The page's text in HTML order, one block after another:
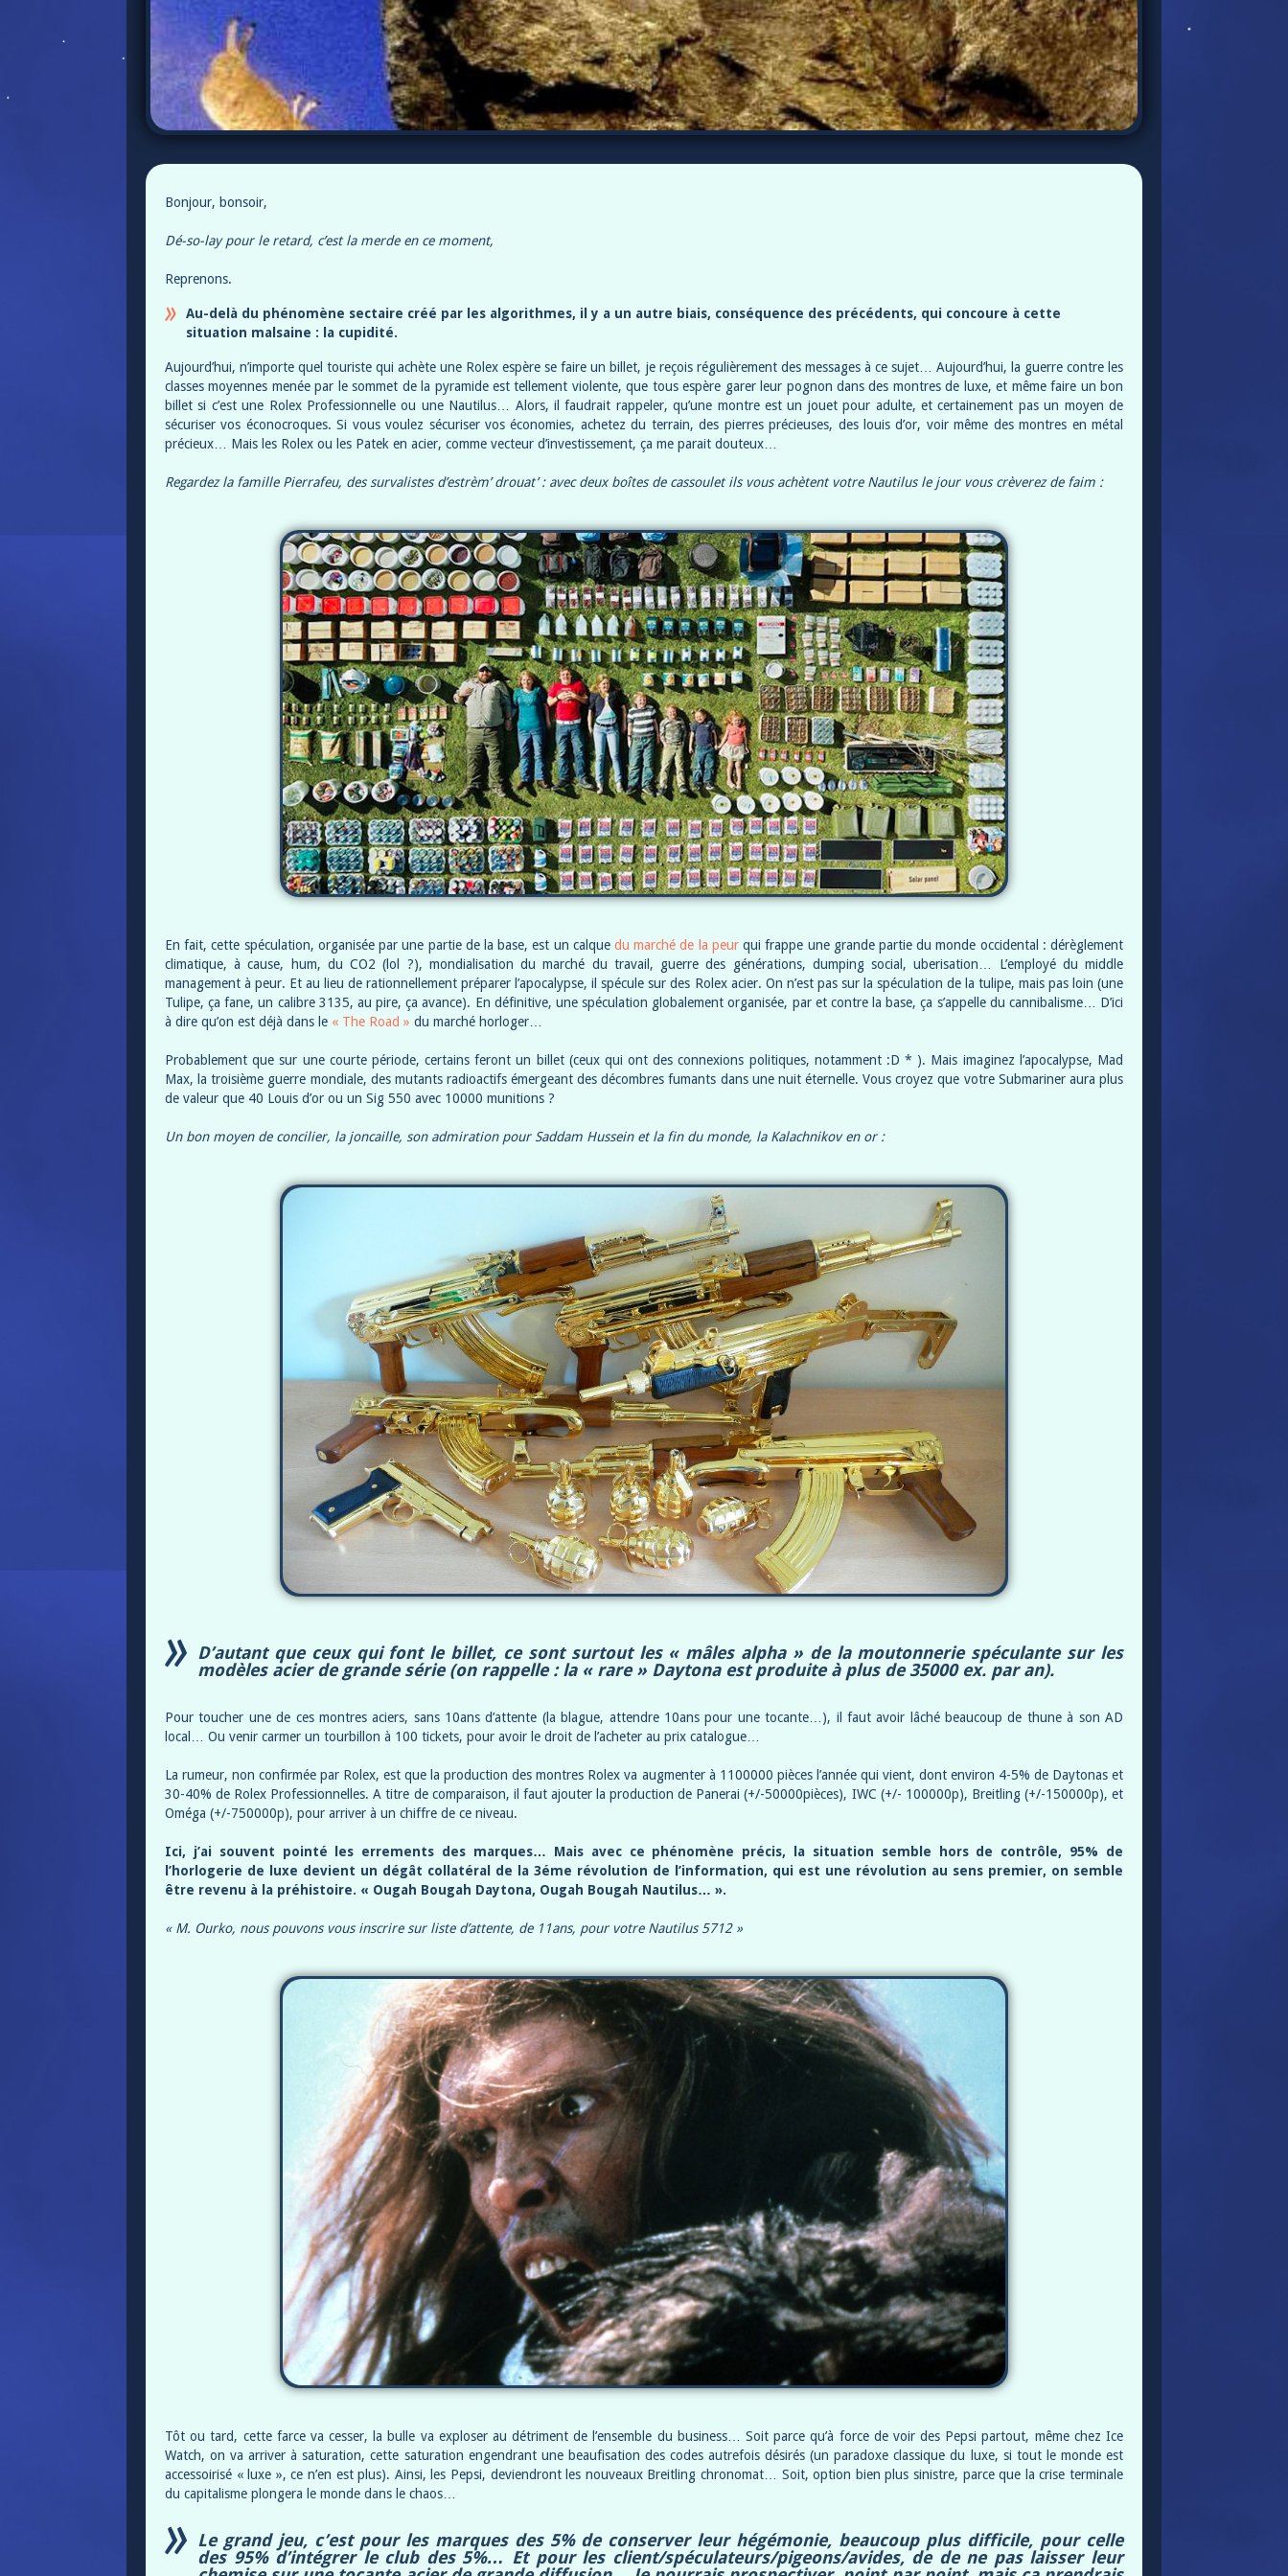
Bonjour, bonsoir,
Dé-so-lay pour le retard, c’est la merde en ce moment,
Reprenons.
Au-delà du phénomène sectaire créé par les algorithmes, il y a un autre biais, conséquence des précédents, qui concoure à cette
situation malsaine : la cupidité.
Aujourd’hui, n’importe quel touriste qui achète une Rolex espère se faire un billet, je reçois régulièrement des messages à ce sujet… Aujourd’hui, la guerre contre les
classes moyennes menée par le sommet de la pyramide est tellement violente, que tous espère garer leur pognon dans des montres de luxe, et même faire un bon
billet si c’est une Rolex Professionnelle ou une Nautilus… Alors, il faudrait rappeler, qu’une montre est un jouet pour adulte, et certainement pas un moyen de
sécuriser vos éconocroques. Si vous voulez sécuriser vos économies, achetez du terrain, des pierres précieuses, des louis d’or, voir même des montres en métal
précieux… Mais les Rolex ou les Patek en acier, comme vecteur d’investissement, ça me parait douteux…
Regardez la famille Pierrafeu, des survalistes d’estrèm’ drouat’ : avec deux boîtes de cassoulet ils vous achètent votre Nautilus le jour vous crèverez de faim :
En fait, cette spéculation, organisée par une partie de la base, est un calque du marché de la peurqui frappe une grande partie du monde occidental : dérèglement
climatique, à cause, hum, du CO2 (lol ?), mondialisation du marché du travail, guerre des générations, dumping social, uberisation… L’employé du middle
management à peur. Et au lieu de rationnellement préparer l’apocalypse, il spécule sur des Rolex acier. On n’est pas sur la spéculation de la tulipe, mais pas loin (une
Tulipe, ça fane, un calibre 3135, au pire, ça avance). En définitive, une spéculation globalement organisée, par et contre la base, ça s’appelle du cannibalisme… D’ici
à dire qu’on est déjà dans le « The Road » du marché horloger…
Probablement que sur une courte période, certains feront un billet (ceux qui ont des connexions politiques, notamment :D * ). Mais imaginez l’apocalypse, Mad
Max, la troisième guerre mondiale, des mutants radioactifs émergeant des décombres fumants dans une nuit éternelle. Vous croyez que votre Submariner aura plus
de valeur que 40 Louis d’or ou un Sig 550 avec 10000 munitions ?
Un bon moyen de concilier, la joncaille, son admiration pour Saddam Hussein et la fin du monde, la Kalachnikov en or :
D’autant que ceux qui font le billet, ce sont surtout les « mâles alpha » de la moutonnerie spéculante sur les
modèles acier de grande série (on rappelle : la « rare » Daytona est produite à plus de 35000 ex. par an).
Pour toucher une de ces montres aciers, sans 10ans d’attente (la blague, attendre 10ans pour une tocante…), il faut avoir lâché beaucoup de thune à son AD
local… Ou venir carmer un tourbillon à 100 tickets, pour avoir le droit de l’acheter au prix catalogue…
La rumeur, non confirmée par Rolex, est que la production des montres Rolex va augmenter à 1100000 pièces l’année qui vient, dont environ 4-5% de Daytonas et
30-40% de Rolex Professionnelles. A titre de comparaison, il faut ajouter la production de Panerai (+/-50000pièces), IWC (+/- 100000p), Breitling (+/-150000p), et
Oméga (+/-750000p), pour arriver à un chiffre de ce niveau.
Ici, j’ai souvent pointé les errements des marques… Mais avec ce phénomène précis, la situation semble hors de contrôle, 95% de
l’horlogerie de luxe devient un dégât collatéral de la 3éme révolution de l’information, qui est une révolution au sens premier, on semble
être revenu à la préhistoire. « Ougah Bougah Daytona, Ougah Bougah Nautilus… ».
« M. Ourko, nous pouvons vous inscrire sur liste d’attente, de 11ans, pour votre Nautilus 5712 »
Tôt ou tard, cette farce va cesser, la bulle va exploser au détriment de l’ensemble du business… Soit parce qu’à force de voir des Pepsi partout, même chez Ice
Watch, on va arriver à saturation, cette saturation engendrant une beaufisation des codes autrefois désirés (un paradoxe classique du luxe, si tout le monde est
accessoirisé « luxe », ce n’en est plus). Ainsi, les Pepsi, deviendront les nouveaux Breitling chronomat… Soit, option bien plus sinistre, parce que la crise terminale
du capitalisme plongera le monde dans le chaos…
Le grand jeu, c’est pour les marques des 5% de conserver leur hégémonie, beaucoup plus difficile, pour celle
des 95% d’intégrer le club des 5%… Et pour les client/spéculateurs/pigeons/avides, de de ne pas laisser leur